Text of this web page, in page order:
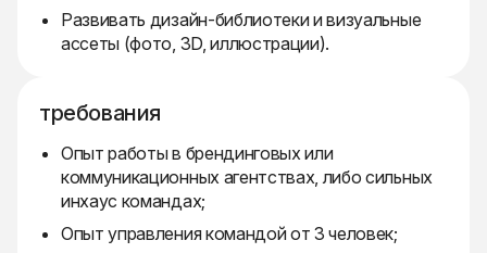
Развивать дизайн-библиотеки и визуальные
ассеты (фото, 3D, иллюстрации).
требования
Опыт работы в брендинговых или
коммуникационных агентствах, либо сильных
инхаус командах;
Опыт управления командой от 3 человек;